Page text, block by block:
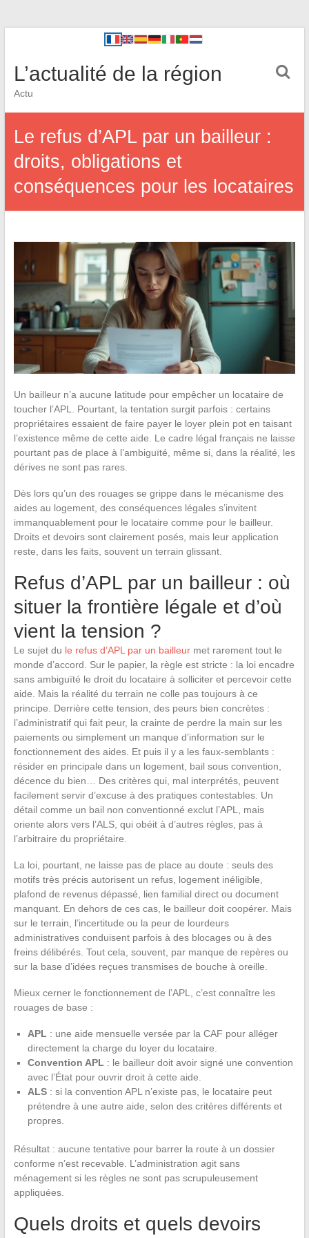
L’actualité de la région
Actu
Le refus d’APL par un bailleur :
droits, obligations et
conséquences pour les locataires
Un bailleur n’a aucune latitude pour empêcher un locataire de
toucher l’APL. Pourtant, la tentation surgit parfois : certains
propriétaires essaient de faire payer le loyer plein pot en taisant
l’existence même de cette aide. Le cadre légal français ne laisse
pourtant pas de place à l’ambiguïté, même si, dans la réalité, les
dérives ne sont pas rares.
Dès lors qu’un des rouages se grippe dans le mécanisme des
aides au logement, des conséquences légales s’invitent
immanquablement pour le locataire comme pour le bailleur.
Droits et devoirs sont clairement posés, mais leur application
reste, dans les faits, souvent un terrain glissant.
Refus d’APL par un bailleur : où
situer la frontière légale et d’où
vient la tension ?
Le sujet du le refus d’APL par un bailleurmet rarement tout le
monde d’accord. Sur le papier, la règle est stricte : la loi encadre
sans ambiguïté le droit du locataire à solliciter et percevoir cette
aide. Mais la réalité du terrain ne colle pas toujours à ce
principe. Derrière cette tension, des peurs bien concrètes :
l’administratif qui fait peur, la crainte de perdre la main sur les
paiements ou simplement un manque d’information sur le
fonctionnement des aides. Et puis il y a les faux-semblants :
résider en principale dans un logement, bail sous convention,
décence du bien… Des critères qui, mal interprétés, peuvent
facilement servir d’excuse à des pratiques contestables. Un
détail comme un bail non conventionné exclut l’APL, mais
oriente alors vers l’ALS, qui obéit à d’autres règles, pas à
l’arbitraire du propriétaire.
La loi, pourtant, ne laisse pas de place au doute : seuls des
motifs très précis autorisent un refus, logement inéligible,
plafond de revenus dépassé, lien familial direct ou document
manquant. En dehors de ces cas, le bailleur doit coopérer. Mais
sur le terrain, l’incertitude ou la peur de lourdeurs
administratives conduisent parfois à des blocages ou à des
freins délibérés. Tout cela, souvent, par manque de repères ou
sur la base d’idées reçues transmises de bouche à oreille.
Mieux cerner le fonctionnement de l’APL, c’est connaître les
rouages de base :
APL : une aide mensuelle versée par la CAF pour alléger
directement la charge du loyer du locataire.
Convention APL : le bailleur doit avoir signé une convention
avec l’État pour ouvrir droit à cette aide.
ALS: si la convention APL n’existe pas, le locataire peut
prétendre à une autre aide, selon des critères différents et
propres.
Résultat : aucune tentative pour barrer la route à un dossier
conforme n’est recevable. L’administration agit sans
ménagement si les règles ne sont pas scrupuleusement
appliquées.
Quels droits et quels devoirs